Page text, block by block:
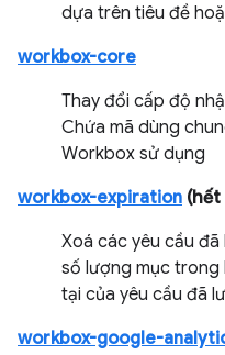
dựa trên tiêu đề
workbox-core
Thay đổi cấp độ
Chứa mã dùng
Workbox sử dụng
workbox-expiration (hết
Xoá các yêu cầu
số lượng mục trong
tại của yêu cầu đã
workbox-google-